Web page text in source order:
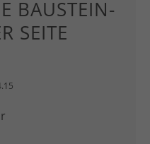
BAUSTEIN-
SEITE